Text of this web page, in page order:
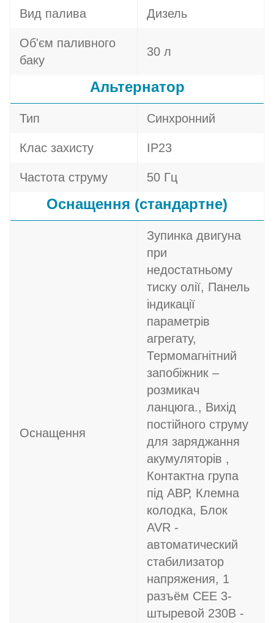
Вид палива Дизель
Об'єм паливного
баку
30 л
Альтернатор
Тип Синхронний
Клас захисту IP23
Частота струму 50 Гц
Оснащення (стандартне)
Оснащення
Зупинка двигуна
при
недостатньому
тиску олії, Панель
індикації
параметрів
агрегату,
Термомагнітний
запобіжник –
розмикач
ланцюга., Вихід
постійного струму
для заряджання
акумуляторів ,
Контактна група
під АВР, Клемна
колодка, Блок
AVR -
автоматический
стабилизатор
напряжения, 1
разъём CEE 3-
штыревой 230В -